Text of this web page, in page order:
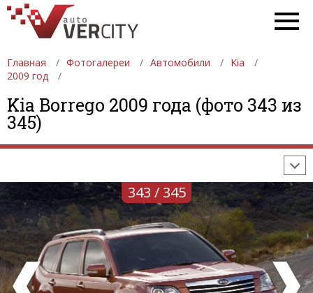
Главная Фотогалереи Автомобили
Kia
2009 год
Kia Borrego 2009 года (фото 343 из
345)
ФОТОГАЛЕРЕИ АВТОМОБИЛИ
ДЕВУШКИ
АВТОСАЛОНЫ
343 / 345